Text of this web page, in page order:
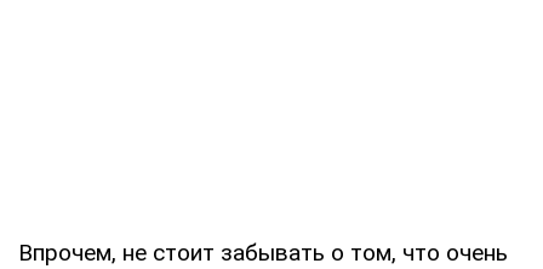
Впрочем, не стоит забывать о том, что очень